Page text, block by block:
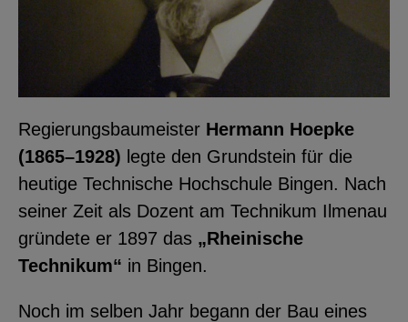
Regierungsbaumeister Hermann Hoepke
(1865–1928) legte den Grundstein für die
heutige Technische Hochschule Bingen. Nach
seiner Zeit als Dozent am Technikum Ilmenau
gründete er 1897 das „Rheinische
Technikum“ in Bingen.
Noch im selben Jahr begann der Bau eines